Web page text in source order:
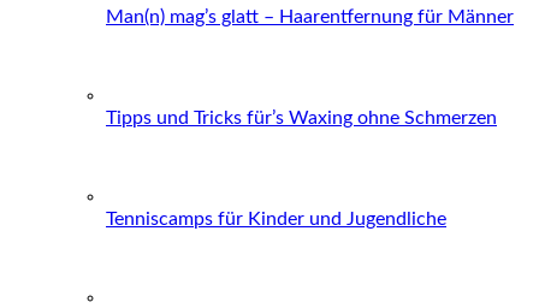
Man(n) mag’s glatt – Haarentfernung für Männer
Tipps und Tricks für’s Waxing ohne Schmerzen
Tenniscamps für Kinder und Jugendliche